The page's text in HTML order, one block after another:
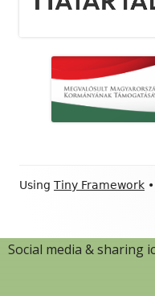
Footer
Using Tiny Framework •
Social media & sharing